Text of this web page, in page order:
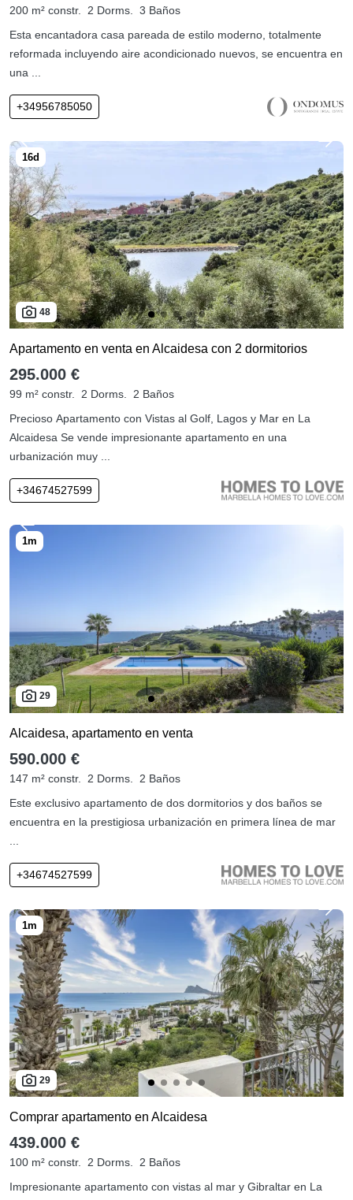
200 m² constr. 2 Dorms.
3 Baños
Esta encantadora casa pareada de estilo moderno, totalmente
reformada incluyendo aire acondicionado nuevos, se encuentra en
una ...
+34956785050
48
Apartamento en venta en Alcaidesa con 2 dormitorios
295.000 €
99 m² constr. 2 Dorms.
2 Baños
Precioso Apartamento con Vistas al Golf, Lagos y Mar en La
Alcaidesa Se vende impresionante apartamento en una
urbanización muy ...
+34674527599
29
Alcaidesa, apartamento en venta
590.000 €
147 m² constr. 2 Dorms.
2 Baños
Este exclusivo apartamento de dos dormitorios y dos baños se
encuentra en la prestigiosa urbanización en primera línea de mar
+34674527599
29
Comprar apartamento en Alcaidesa
439.000 €
100 m² constr. 2 Dorms.
2 Baños
Impresionante apartamento con vistas al mar y Gibraltar en La